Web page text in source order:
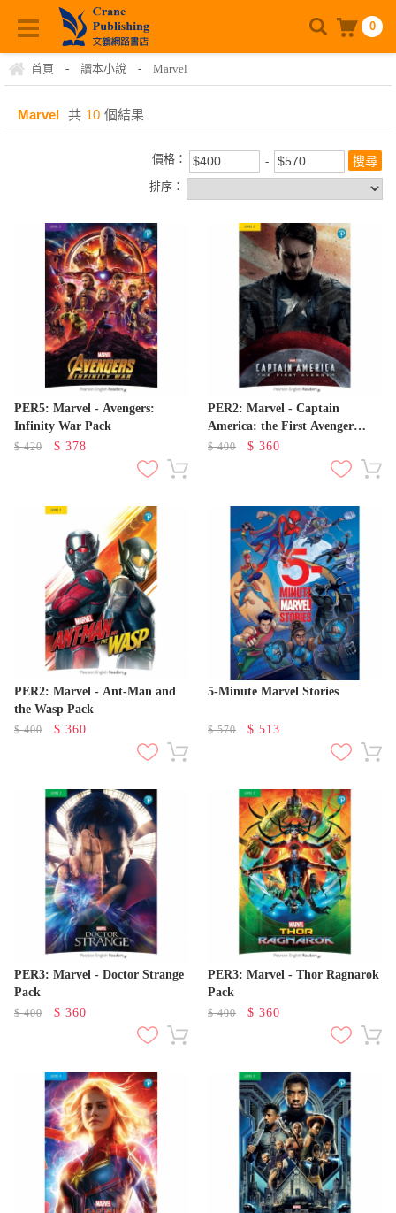
0
首頁 - 讀本小說 - Marvel
Marvel 共 10 個結果
價格：
排序：
PER5: Marvel - Avengers:
Infinity War Pack
$420 $ 378
PER2: Marvel - Captain
America: the First Avenger
Pack
$400 $ 360
PER2: Marvel - Ant-Man and
the Wasp Pack
$400 $ 360
5-Minute Marvel Stories
$570 $ 513
PER3: Marvel - Doctor Strange
Pack
$400 $ 360
PER3: Marvel - Thor Ragnarok
Pack
$400 $ 360